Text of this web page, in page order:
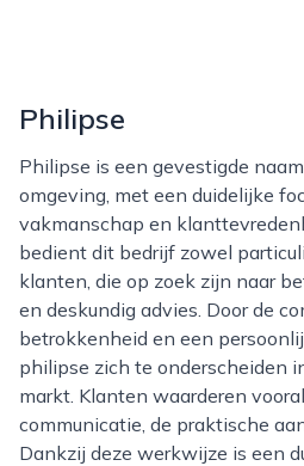
Philipse
Philipse is een gevestigde naam in nijmegen en
omgeving, met een duidelijke
vakmanschap en
bedient dit bedrijf zowel
klanten, die op zoek zijn naar
en deskundig advies. Door de
betrokkenheid en een
philipse zich te onderscheiden
markt. Klanten waarderen
communicatie, de praktische
Dankzij deze werkwijze is een